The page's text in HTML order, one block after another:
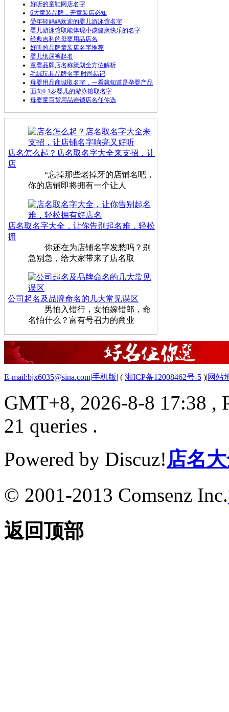
好听的童鞋网店名字
6大童装品牌，开童装店必知
受年轻妈妈欢迎的婴儿游泳馆名字
婴儿游泳馆取能体现小孩健康快乐的名字
经典吉利的母婴用品店名
好听的品牌童装店名字推荐
婴儿纸尿裤起名
童婴品牌店名称策划全方位解析
毛绒玩具品牌名字 时尚易记
母婴用品商城取名字，一看就知道是孕婴产品
面向0-1岁婴儿的游泳馆取名字
母婴童百货用品连锁店名任你选
店名怎么起？店名取名字大全来支招，让
店
“忘掉那些老掉牙的店铺名吧，
你的店铺即将拥有一个让人
店名取名字大全，让你告别起名难，轻松
拥
你还在为店铺名字发愁吗？别
急别急，给大家带来了店名取
公司起名及品牌命名的几大常见误区
男怕入错行，女怕嫁错郎，命
名怕什么？富有号召力的商业
E-mail:bjx6035@sina.com|手机版| ( 湘ICP备12008462号-5 )|网站
GMT+8, 2026-8-8 17:38 ,
21 queries .
Powered by Discuz!店名
© 2001-2013 Comsenz Inc.
返回顶部